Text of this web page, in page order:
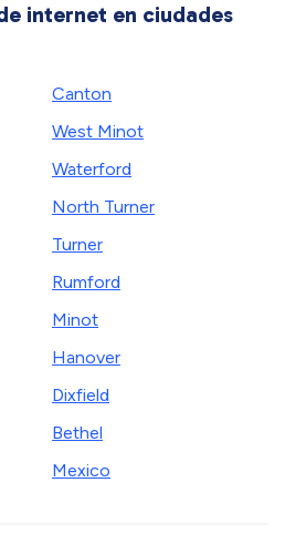
internet en ciudades
Canton
West Minot
Waterford
North Turner
Turner
Rumford
Minot
Hanover
Dixfield
Bethel
Mexico